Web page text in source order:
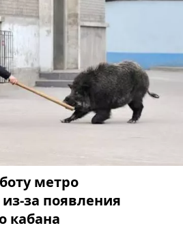
метро
за появления
кабана